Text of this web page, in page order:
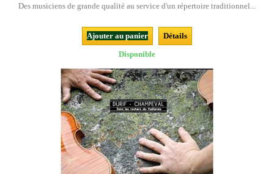
Des musiciens de grande qualité au service d'un répertoire traditionnel...
Ajouter au panier
Détails
Disponible